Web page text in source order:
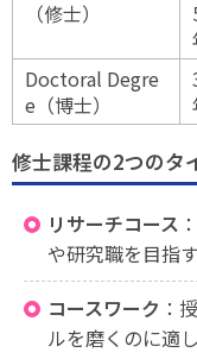
（修士）
Doctoral Degre
e（博士）
修士課程の2つのタ
リサーチコース
や研究職を目指す
コースワーク ：
ルを磨くのに適